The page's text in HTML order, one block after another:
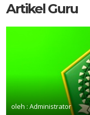
Artikel Guru
oleh : Administrator